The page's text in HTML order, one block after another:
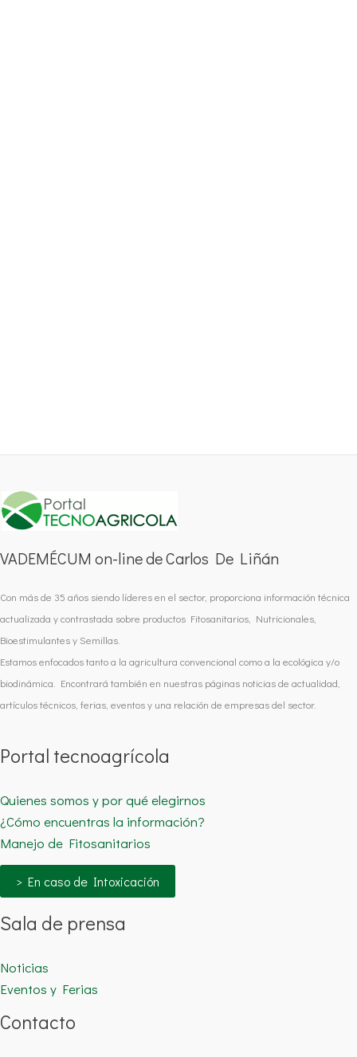
VADEMÉCUM on-line de Carlos De Liñán
Con más de 35 años siendo líderes en el sector, proporciona información técnica
actualizada y contrastada sobre productos Fitosanitarios, Nutricionales,
Bioestimulantes y Semillas.
Estamos enfocados tanto a la agricultura convencional como a la ecológica y/o
biodinámica. Encontrará también en nuestras páginas noticias de actualidad,
artículos técnicos, ferias, eventos y una relación de empresas del sector.
Portal tecnoagrícola
Quienes somos y por qué elegirnos
¿Cómo encuentras la información?
Manejo de Fitosanitarios
> En caso de Intoxicación
Sala de prensa
Noticias
Eventos y Ferias
Contacto